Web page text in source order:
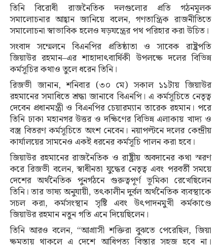
তিনি বিরোধী রাজনৈতিক দলগুলোর প্রতি গঠনমূলক
সমালোচনার আহ্বান জানিয়ে বলেন, গণতান্ত্রিক রাজনীতিতে
সমালোচনা স্বাভাবিক হলেও ষড়যন্ত্রের পথ পরিহার করা উচিত।
সংবাদ সম্মেলনে বিএনপির প্রতিষ্ঠাতা ও সাবেক রাষ্ট্রপতি
জিয়াউর রহমান–এর শাহাদাৎবার্ষিকী উপলক্ষে দলের বিভিন্ন
কর্মসূচির কথাও তুলে ধরেন তিনি।
রিজভী জানান, শনিবার (৩০ মে) সকাল ১১টায় জিয়াউর
রহমানের সমাধিতে শ্রদ্ধা জানাবে বিএনপি। এ কর্মসূচিতে নেতৃত্ব
দেবেন প্রধানমন্ত্রী ও বিএনপির চেয়ারম্যান তারেক রহমান। পরে
তিনি ঢাকা মহানগর উত্তর ও দক্ষিণের বিভিন্ন এলাকায় খাদ্য ও
বস্ত্র বিতরণ কর্মসূচিতে অংশ নেবেন। নয়াপল্টনে দলের কেন্দ্রীয়
কার্যালয়ের সামনেও একই ধরনের কর্মসূচি পালন করা হবে।
জিয়াউর রহমানের রাজনৈতিক ও রাষ্ট্রীয় অবদানের কথা স্মরণ
করে রিজভী বলেন, স্বাধীনতা যুদ্ধের নেতৃত্ব এবং পরবর্তী সময়ে
দেশের অর্থনৈতিক পুনর্গঠনে গুরুত্বপূর্ণ ভূমিকা রেখেছিলেন
তিনি। তার ভাষ্য অনুযায়ী, তৎকালীন দুর্বল অর্থনৈতিক ব্যবস্থাকে
সচল করা, কর্মসংস্থান সৃষ্টি এবং উৎপাদনমুখী কর্মকাণ্ডে
জিয়াউর রহমান নতুন গতি এনে দিয়েছিলেন।
তিনি আরও বলেন, “আগ্রাসী শক্তিরা বুঝতে পেরেছিল, জিয়া
ক্ষমতায় থাকলে এ দেশে আধিপত্য বিস্তার সহজ হবে না।